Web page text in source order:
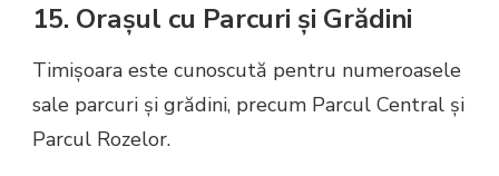
15. Orașul cu Parcuri și Grădini
Timișoara este cunoscută pentru numeroasele
sale parcuri și grădini, precum Parcul Central și
Parcul Rozelor.